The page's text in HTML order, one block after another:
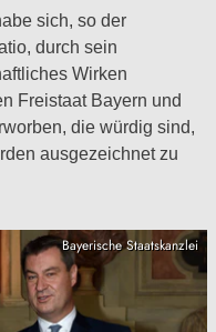
sich, so der
durch sein
Wirken
Freistaat Bayern und
die würdig sind,
ausgezeichnet zu
Bayerische Staatskanzlei